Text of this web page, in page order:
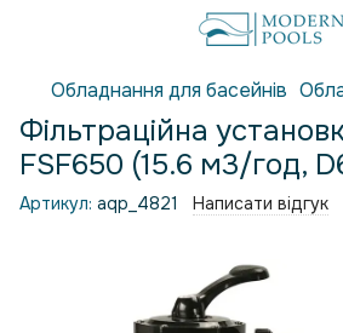
Обладнання для басейнів
Фільтраційна
FSF650 (15.6 м3/год,
Артикул: aqp_4821 Написати відгук